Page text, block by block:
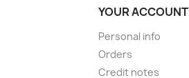
YOUR ACCOUNT
Personal info
Orders
Credit notes